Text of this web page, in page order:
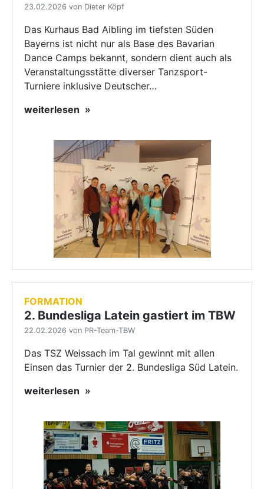
23.02.2026 von Dieter Köpf
Das Kurhaus Bad Aibling im tiefsten Süden
Bayerns ist nicht nur als Base des Bavarian
Dance Camps bekannt, sondern dient auch als
Veranstaltungsstätte diverser Tanzsport-
Turniere inklusive Deutscher…
weiterlesen
FORMATION
2. Bundesliga Latein gastiert im TBW
22.02.2026 von PR-Team-TBW
Das TSZ Weissach im Tal gewinnt mit allen
Einsen das Turnier der 2. Bundesliga Süd Latein.
weiterlesen